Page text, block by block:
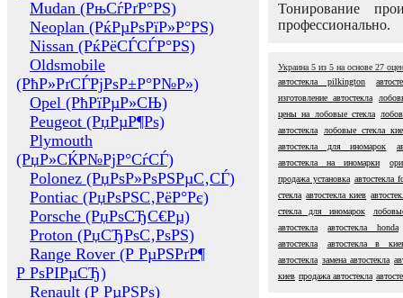
Mudan (РњСѓРґР°РЅ)
Neoplan (РќРµРѕРїР»Р°РЅ)
Nissan (РќРёСЃСЃР°РЅ)
Oldsmobile
(РћР»РґСЃРјРѕР±Р°Р№Р»)
Opel (РћРїРµР»СЊ)
Peugeot (РџРµР¶Рѕ)
Plymouth
(РџР»СЌР№РјР°СѓСЃ)
Polonez (РџРѕР»РѕРЅРµС‚СЃ)
Pontiac (РџРѕРЅС‚РёР°Рє)
Porsche (РџРѕСЂС€Рµ)
Proton (РџСЂРѕС‚РѕРЅ)
Range Rover (Р РµРЅРґР¶
Р РѕРІРµСЂ)
Renault (Р РµРЅРѕ)
Тонирование
профессионально.
Украина 5 из 5 на основе 27
автостекла pilkington
изготовление автостекла
цены на лобовые стекла
автостекла
лобовые стекла
автостекла для иномарок
автостекла на иномарки
продажа установка автостекла
стекла автостекла киев
стекла для иномарок
автостекла
автостекла honda
автостекла
автостекла в
автостекла замена автостекла
киев продажа автостекла